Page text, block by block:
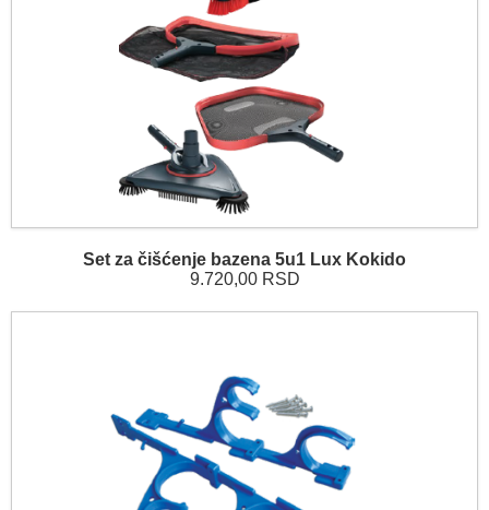
Set za čišćenje bazena 5u1 Lux Kokido
9.720,00 RSD